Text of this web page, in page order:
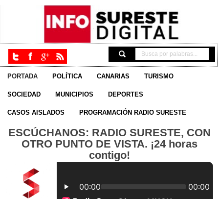
PORTADA POLÍTICA CANARIAS TURISMO
SOCIEDAD MUNICIPIOS DEPORTES
CASOS AISLADOS PROGRAMACIÓN RADIO SURESTE
ESCÚCHANOS: RADIO SURESTE, CON
OTRO PUNTO DE VISTA. ¡24 horas
contigo!